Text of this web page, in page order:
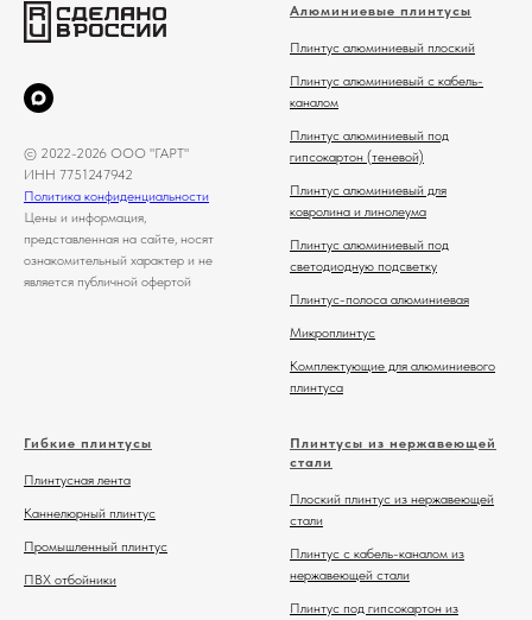
© 2022-2026 ООО "ГАРТ"
ИНН 7751247942
Политика конфиденциальности
Цены и информация,
представленная на сайте, носят
ознакомительный характер и не
является публичной офертой
Алюминиевые плинтусы
Плинтус алюминиевый плоский
Плинтус алюминиевый с кабель-
каналом
Плинтус алюминиевый под
гипсокартон (теневой)
Плинтус алюминиевый для
ковролина и линолеума
Плинтус алюминиевый под
светодиодную подсветку
Плинтус-полоса алюминиевая
Микроплинтус
Комплектующие для алюминиевого
плинтуса
Гибкие плинтусы
Плинтусная лента
Каннелюрный плинтус
Промышленный плинтус
ПВХ отбойники
Плинтусы из нержавеющей
стали
Плоский плинтус из нержавеющей
стали
Плинтус с кабель-каналом из
нержавеющей стали
Плинтус под гипсокартон из